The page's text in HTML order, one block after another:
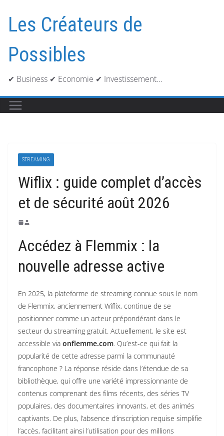
contenu
Les Créateurs de
Possibles
✔ Business ✔ Economie ✔ Investissement…
STREAMING
Wiflix : guide complet d’accès
et de sécurité août 2026
Accédez à Flemmix : la
nouvelle adresse active
En 2025, la plateforme de streaming connue sous le nom
de Flemmix, anciennement Wiflix, continue de se
positionner comme un acteur prépondérant dans le
secteur du streaming gratuit. Actuellement, le site est
accessible via onflemme.com. Qu’est-ce qui fait la
popularité de cette adresse parmi la communauté
francophone ? La réponse réside dans l’étendue de sa
bibliothèque, qui offre une variété impressionnante de
contenus comprenant des films récents, des séries TV
populaires, des documentaires innovants, et des animés
captivants. De plus, l’absence d’inscription requise simplifie
l’accès, facilitant ainsi l’utilisation pour des millions